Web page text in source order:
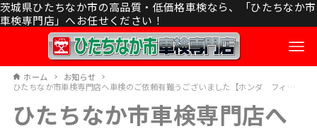
茨城県ひたちなか市の高品質・低価格車検なら、「ひたちなか市
車検専門店」へお任せください！
ホーム
お知らせ
ひたちなか市車検専門店へ車検のご依頼有難うございました【ホンダ フィット】
ひたちなか市車検専門店へ